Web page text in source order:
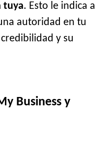
tuya. Esto le indica a
autoridad en tu
y su
Business y